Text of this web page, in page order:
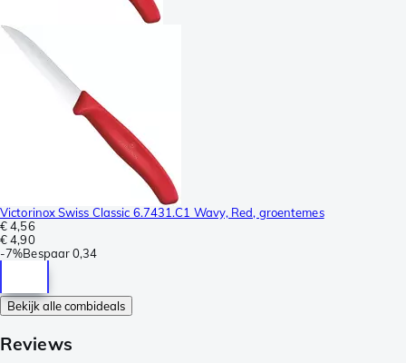
Victorinox Swiss Classic 6.7431.C1 Wavy, Red, groentemes
€ 4,56
€ 4,90
-7%Bespaar0,34
Bekijk alle combideals
Reviews